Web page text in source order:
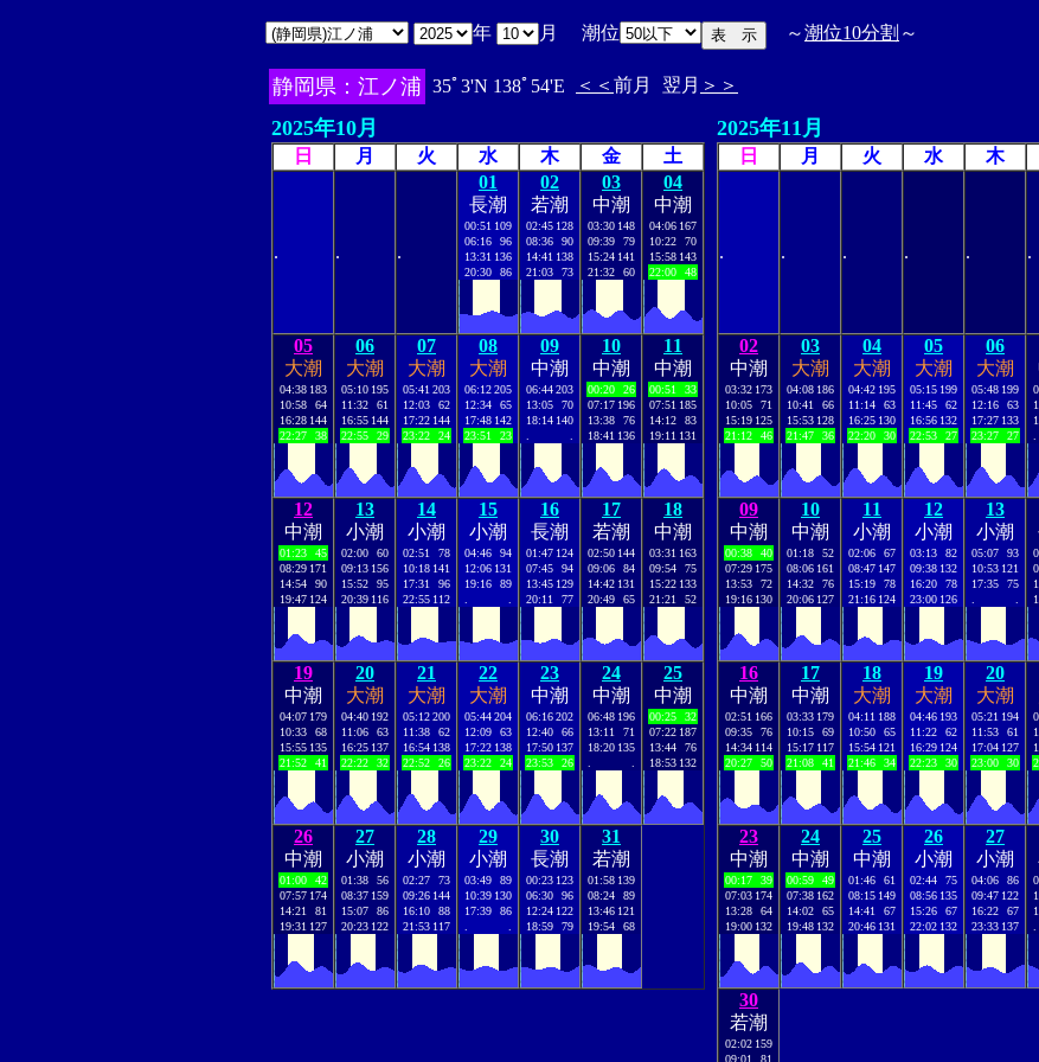
年 月 潮位 ～潮位10分割 ～
静岡県：江ノ浦 35ﾟ3'N 138ﾟ54'E ＜＜ 前月 翌月 ＞＞
2025年10月
日 月 火 水 木 金 土
. . .
01
長潮
00:51 109
06:16
96
13:31 136
20:30
86
02
若潮
02:45 128
08:36
90
14:41 138
21:03
73
03
中潮
03:30 148
09:39
79
15:24 141
21:32
60
04
中潮
04:06 167
10:22
70
15:58 143
22:00
48
05
大潮
04:38 183
10:58
64
16:28 144
22:27
38
06
大潮
05:10 195
11:32
61
16:55 144
22:55
29
07
大潮
05:41 203
12:03
62
17:22 144
23:22
24
08
大潮
06:12205
12:34
65
17:48 142
23:51
23
09
中潮
06:44203
13:05
70
18:14 140
10
中潮
00:20
26
07:17 196
13:38
76
18:41 136
11
中潮
00:51
33
07:51 185
14:12
83
19:11 131
12
中潮
01:23
45
08:29 171
14:54
90
19:47 124
13
小潮
02:00
60
09:13 156
15:52
95
20:39 116
14
小潮
02:51
78
10:18 141
17:31
96
22:55 112
15
小潮
04:46
94
12:06 131
19:16
89
16
長潮
01:47 124
07:45
94
13:45 129
20:11
77
17
若潮
02:50 144
09:06
84
14:42 131
20:49
65
18
中潮
03:31 163
09:54
75
15:22 133
21:21
52
19
中潮
04:07 179
10:33
68
15:55 135
21:52
41
20
大潮
04:40 192
11:06
63
16:25 137
22:22
32
21
大潮
05:12200
11:38
62
16:54 138
22:52
26
22
大潮
05:44204
12:09
63
17:22 138
23:22
24
23
中潮
06:16202
12:40
66
17:50 137
23:53
26
24
中潮
06:48 196
13:11
71
18:20 135
25
中潮
00:25
32
07:22 187
13:44
76
18:53 132
26
中潮
01:00
42
07:57 174
14:21
81
19:31 127
27
小潮
01:38
56
08:37 159
15:07
86
20:23 122
28
小潮
02:27
73
09:26 144
16:10
88
21:53 117
29
小潮
03:49
89
10:39 130
17:39
86
30
長潮
00:23 123
06:30
96
12:24 122
18:59
79
31
若潮
01:58 139
08:24
89
13:46 121
19:54
68
2025年11月
日 月 火 水 木
. . . . . .
02
中潮
03:32 173
10:05
71
15:19 125
21:12
46
03
大潮
04:08 186
10:41
66
15:53 128
21:47
36
04
大潮
04:42 195
11:14
63
16:25 130
22:20
30
05
大潮
05:15 199
11:45
62
16:56 132
22:53
27
06
大潮
05:48 199
12:16
63
17:27 133
23:27
27
09
中潮
00:38
40
07:29 175
13:53
72
19:16 130
10
中潮
01:18
52
08:06 161
14:32
76
20:06 127
11
小潮
02:06
67
08:47 147
15:19
78
21:16 124
12
小潮
03:13
82
09:38 132
16:20
78
23:00 126
13
小潮
05:07
93
10:53 121
17:35
75
16
中潮
02:51 166
09:35
76
14:34 114
20:27
50
17
中潮
03:33 179
10:15
69
15:17 117
21:08
41
18
大潮
04:11 188
10:50
65
15:54 121
21:46
34
19
大潮
04:46 193
11:22
62
16:29 124
22:23
30
20
大潮
05:21 194
11:53
61
17:04 127
23:00
30
23
中潮
00:17
39
07:03 174
13:28
64
19:00 132
24
中潮
00:59
49
07:38 162
14:02
65
19:48 132
25
中潮
01:46
61
08:15 149
14:41
67
20:46 131
26
小潮
02:44
75
08:56 135
15:26
67
22:02 132
27
小潮
04:06
86
09:47 122
16:22
67
23:33 137
30
若潮
02:02 159
09:01
81